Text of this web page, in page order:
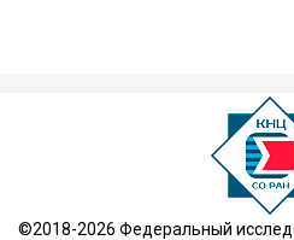
©2018-2026 Федеральный